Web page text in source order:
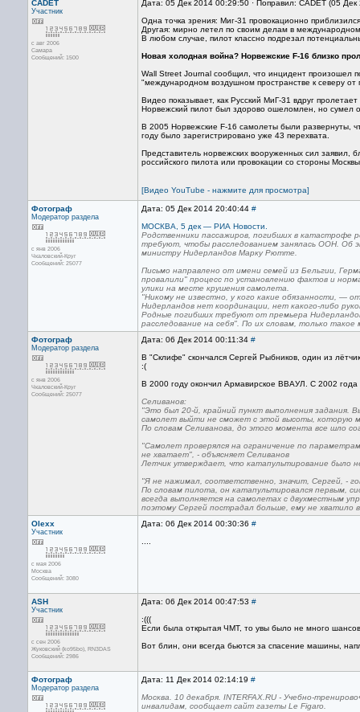
CADET
Участник
с авг 2006
Самара
Сообщений: 1500
Дата: 05 Дек 2014 00:29:50 · Поправил: CADET (05
Одна точка зрения: Миг-31 провокационно
Другая: мирно летел по своим делам в
В любом случае, пилот классно подрезал
Новая холодная война? Норвежские F-16 близко
Wall Street Journal сообщил, что инцидент произошел
"международном воздушном пространстве к северу от
Видео показывает, как Русский МиГ-31 вдруг
Норвежский пилот был здорово ошеломлен, но сумел
В 2005 Норвежские F-16 самолеты были развернуты,
году было зарегистрировано уже 43 перехвата.
Представитель норвежских вооруженных сил заявил,
российского пилота или провокации со стороны
[Видео YouTube - нажмите для просмотра]
Фотограф
Модератор раздела
с янв 2006
Чкаловский-Круг
Сообщений: 25077
Дата: 05 Дек 2014 20:40:44 #
МОСКВА, 5 дек — РИА Новости.
Родственники пассажиров, погибших в катастрофе
требуют, чтобы расследованием занялась ООН. Об
министру Нидерландов Марку Рютте.
Письмо направлено от имени семей из Бельгии,
провалили" процесс по установлению фактов и
улики на месте крушения самолета.
"Никому не известно, у кого какие обязанности, —
Нидерландов нет координации, нет какого-либо
Родные погибших требуют от премьера
расследование на себя". По их словам, только
Фотограф
Модератор раздела
с янв 2006
Чкаловский-Круг
Сообщений: 25077
Дата: 06 Дек 2014 00:11:34 #
В "Склифе" скончался Сергей Рыбников, один из
:(
В 2000 году окончил Армавирское ВВАУЛ. С 2002
Селиванов:
"Это был 20-й, крайний пункт выполнения задания.
самолет выйти не сможет с этой высоты, которую
По словам Селиванова, до этого момента все шло
"Самолет проверялся на ограничение по
не хватает", - объясняет Селиванов
Летчик утверждает, что катапультирование было
"Я не нажимал, соответственно, значит, Сергей, -
По словам пилота, он катапультировался первым,
всегда выполняется на самолетах с двухместным
поэтому Сергей пострадал больше, ему не хватило
Olexx
Участник
с мая 2006
Москва
Сообщений: 3080
Дата: 06 Дек 2014 00:30:36 #
ASH
Участник
с сен 2006
Жуковский (ko95bo), RN3DAS
Сообщений: 2986
Дата: 06 Дек 2014 00:47:53 #
:(((
Если была открытая ЧМТ, то увы было не много
Вот блин, они всегда бьются за спасение машины,
Фотограф
Модератор раздела
Дата: 11 Дек 2014 02:14:19 #
Москва. 10 декабря. INTERFAX.RU - Учебно-
инвалидам, сообщает сайт газеты Le Figaro.